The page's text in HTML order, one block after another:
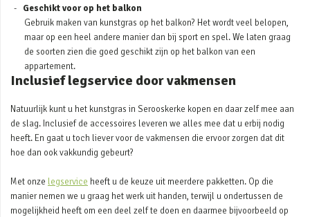
Geschikt voor op het balkon
Gebruik maken van kunstgras op het balkon? Het wordt veel belopen,
maar op een heel andere manier dan bij sport en spel. We laten graag
de soorten zien die goed geschikt zijn op het balkon van een
appartement.
Inclusief legservice door vakmensen
Natuurlijk kunt u het kunstgras in Serooskerke kopen en daar zelf mee aan
de slag. Inclusief de accessoires leveren we alles mee dat u erbij nodig
heeft. En gaat u toch liever voor de vakmensen die ervoor zorgen dat dit
hoe dan ook vakkundig gebeurt?
Met onze legservice heeft u de keuze uit meerdere pakketten. Op die
manier nemen we u graag het werk uit handen, terwijl u ondertussen de
mogelijkheid heeft om een deel zelf te doen en daarmee bijvoorbeeld op